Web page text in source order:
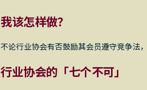
我该怎样做？
不论行业协会有否鼓励其会员遵守竞争法
行业协会的「七个不可」